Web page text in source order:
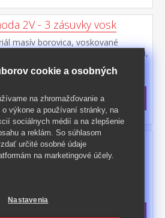
2V - 3 zásuvky vosk
masív borovica, voskované
3 zásuvky s kovovými pojazdmi,
zásuvky 27,5 cm
2V
€s DPH
138,50 € **
3V - 6 zásuviek vosk
masív borovica, voskované
6 zásuviek s kovovými
hĺbka zásuvky 27,5 cm
>5 ks
cookie a osobných
na zhromažďovanie a
výkone a používaní stránky, na
sociálnych médií a na zlepšenie
a reklám. So súhlasom
určité osobné údaje
na marketingové účely.
Nastavenia